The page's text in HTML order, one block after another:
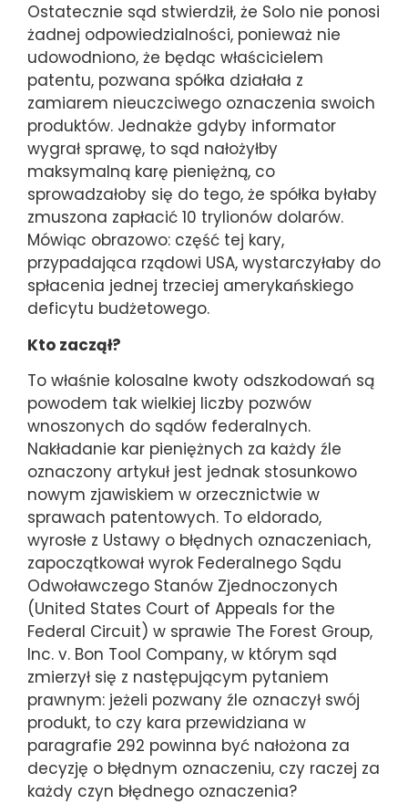
Ostatecznie sąd stwierdził, że Solo nie ponosi
żadnej odpowiedzialności, ponieważ nie
udowodniono, że będąc właścicielem
patentu, pozwana spółka działała z
zamiarem nieuczciwego oznaczenia swoich
produktów. Jednakże gdyby informator
wygrał sprawę, to sąd nałożyłby
maksymalną karę pieniężną, co
sprowadzałoby się do tego, że spółka byłaby
zmuszona zapłacić 10 trylionów dolarów.
Mówiąc obrazowo: część tej kary,
przypadająca rządowi USA, wystarczyłaby do
spłacenia jednej trzeciej amerykańskiego
deficytu budżetowego.
Kto zaczął?
To właśnie kolosalne kwoty odszkodowań są
powodem tak wielkiej liczby pozwów
wnoszonych do sądów federalnych.
Nakładanie kar pieniężnych za każdy źle
oznaczony artykuł jest jednak stosunkowo
nowym zjawiskiem w orzecznictwie w
sprawach patentowych. To eldorado,
wyrosłe z Ustawy o błędnych oznaczeniach,
zapoczątkował wyrok Federalnego Sądu
Odwoławczego Stanów Zjednoczonych
(United States Court of Appeals for the
Federal Circuit) w sprawie The Forest Group,
Inc. v. Bon Tool Company, w którym sąd
zmierzył się z następującym pytaniem
prawnym: jeżeli pozwany źle oznaczył swój
produkt, to czy kara przewidziana w
paragrafie 292 powinna być nałożona za
decyzję o błędnym oznaczeniu, czy raczej za
każdy czyn błędnego oznaczenia?